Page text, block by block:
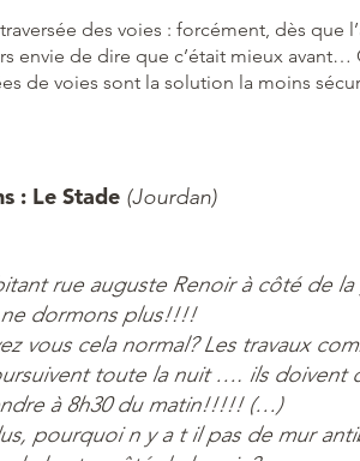
des voies : forcément, dès que
envie de dire que c’était mieux
de voies sont la solution la moins
: Le Stade (Jourdan)
rue auguste Renoir à côté de
dormons plus!!!!
vous cela normal? Les travaux
toute la nuit …. ils doivent
à 8h30 du matin!!!!! (…)
pourquoi n y a t il pas de mur